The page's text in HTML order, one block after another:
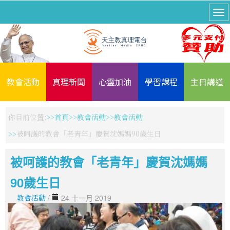
教會活動 真理新聞 心靈加油 學習課程 主日講道
你目前位置: 首頁 教會活動
教會活動
被呵護的教會「老青年」慶賀沈媽媽90歲生日
被呵護的教會「老青年」慶賀沈媽媽
90歲生日
教會活動 / 24 十一月 2019